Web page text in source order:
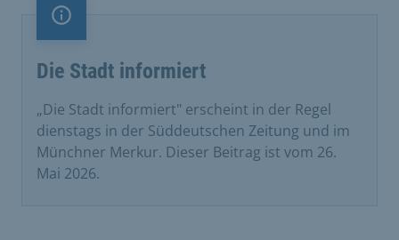
Information
Die Stadt informiert
„Die Stadt informiert" erscheint in der Regel
dienstags in der Süddeutschen Zeitung und im
Münchner Merkur. Dieser Beitrag ist vom 26.
Mai 2026.